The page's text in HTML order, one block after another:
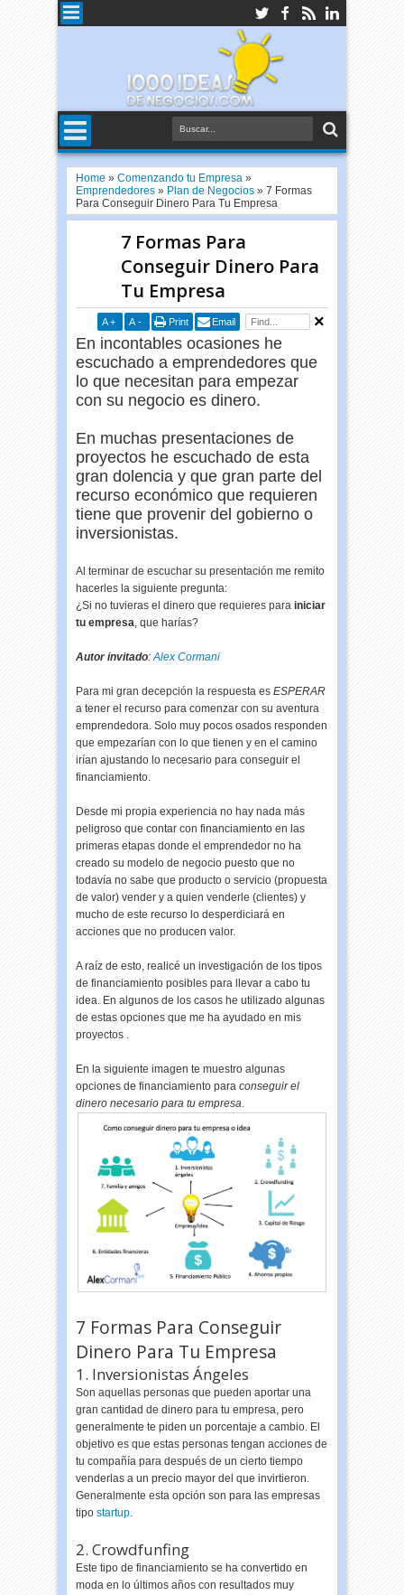
Home »Comenzando tu Empresa »
Emprendedores » Plan de Negocios »7 Formas
Para Conseguir Dinero Para Tu Empresa
7 Formas Para
Conseguir Dinero Para
Tu Empresa
A + A - Print Email
En incontables ocasiones he
escuchado a emprendedores que
lo que necesitan para empezar
con su negocio es dinero.
En muchas presentaciones de
proyectos he escuchado de esta
gran dolencia y que gran parte del
recurso económico que requieren
tiene que provenir del gobierno o
inversionistas.
Al terminar de escuchar su presentación me remito
hacerles la siguiente pregunta:
¿Si no tuvieras el dinero que requieres parainiciar
tu empresa, que harías?
Autor invitado:Alex Cormani
Para mi gran decepción la respuesta esESPERAR
a tener el recurso para comenzar con su aventura
emprendedora. Solo muy pocos osados responden
que empezarían con lo que tienen y en el camino
irían ajustando lo necesario para conseguir el
financiamiento.
Desde mi propia experiencia no hay nada más
peligroso que contar con financiamiento en las
primeras etapas donde el emprendedor no ha
creado su modelo de negocio puesto que no
todavía no sabe que producto o servicio (propuesta
de valor) vender y a quien venderle (clientes) y
mucho de este recurso lo desperdiciará en
acciones que no producen valor.
A raíz de esto, realicé un investigación de los tipos
de financiamiento posibles para llevar a cabo tu
idea. En algunos de los casos he utilizado algunas
de estas opciones que me ha ayudado en mis
proyectos .
En la siguiente imagen te muestro algunas
opciones de financiamiento paraconseguir el
dinero necesario para tu empresa.
7 Formas Para Conseguir
Dinero Para Tu Empresa
1. Inversionistas Ángeles
Son aquellas personas que pueden aportar una
gran cantidad de dinero para tu empresa, pero
generalmente te piden un porcentaje a cambio. El
objetivo es que estas personas tengan acciones de
tu compañía para después de un cierto tiempo
venderlas a un precio mayor del que invirtieron.
Generalmente esta opción son para las empresas
tipostartup.
2. Crowdfunfing
Este tipo de financiamiento se ha convertido en
moda en lo últimos años con resultados muy